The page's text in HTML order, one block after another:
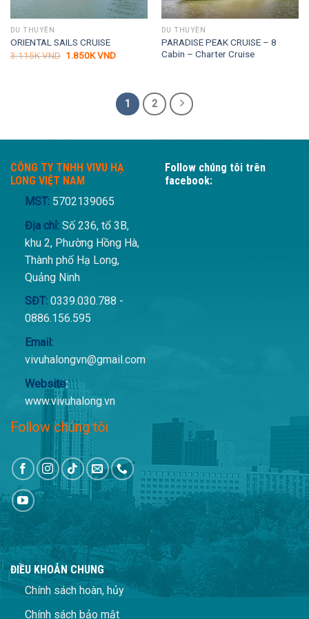
DU THUYỀN
ORIENTAL SAILS CRUISE
3.115KVND Giá
1.850KVNDGiá
1.850K VND.
DU THUYỀN
PARADISE PEAK CRUISE – 8
Cabin – Charter Cruise
1 2
CÔNG TY TNHH VIVU HẠ
LONG VIỆT NAM
MST: 5702139065
Địa chỉ:Số 236, tổ 3B,
khu 2, Phường Hồng Hà,
Thành phố Hạ Long,
Quảng Ninh
SĐT:0339.030.788 -
0886.156.595
Email:
vivuhalongvn@gmail.com
Website:
www.vivuhalong.vn
Follow chúng tôi
Follow chúng tôi trên
facebook:
ĐIỀU KHOẢN CHUNG
Chính sách hoàn, hủy
Chính sách bảo mật